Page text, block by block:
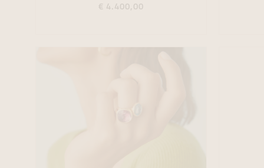
€ 4.400,00